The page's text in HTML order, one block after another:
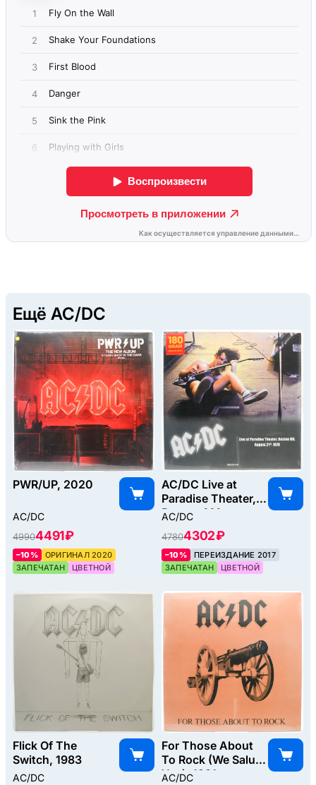
Ещё AC/DC
PWR/UP, 2020
AC/DC
49904491 ₽
–10%
ОРИГИНАЛ 2020
ЗАПЕЧАТАН
ЦВЕТНОЙ
AC/DC Live at
Paradise Theater,
Boston MA.
1978, 1982
AC/DC
47804302 ₽
–10%
ПЕРЕИЗДАНИЕ 2017
ЗАПЕЧАТАН
ЦВЕТНОЙ
Flick Of The
Switch, 1983
AC/DC
For Those About
To Rock (We Salute
You), 1981
AC/DC